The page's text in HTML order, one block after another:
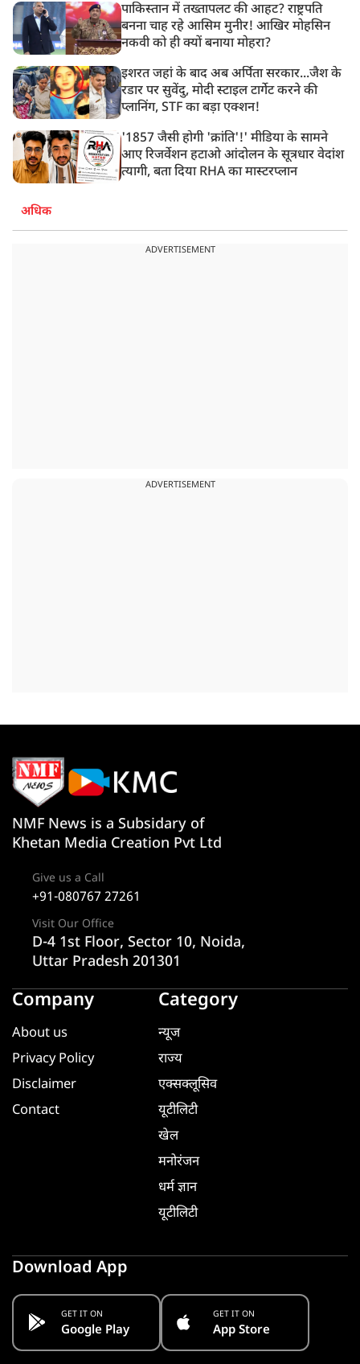
पाकिस्तान में तख्तापलट की आहट? राष्ट्रपति
बनना चाह रहे आसिम मुनीर! आखिर मोहसिन
नकवी को ही क्यों बनाया मोहरा?
इशरत जहां के बाद अब अर्पिता सरकार...जैश के
रडार पर सुवेंदु, मोदी स्टाइल टार्गेट करने की
प्लानिंग, STF का बड़ा एक्शन!
'1857 जैसी होगी 'क्रांति'!' मीडिया के सामने
आए रिजर्वेशन हटाओ आंदोलन के सूत्रधार वेदांश
त्यागी, बता दिया RHA का मास्टरप्लान
अधिक
ADVERTISEMENT
ADVERTISEMENT
NMF News is a Subsidary of
Khetan Media Creation Pvt Ltd
Give us a Call
+91-080767 27261
Visit Our Office
D-4 1st Floor, Sector 10, Noida,
Uttar Pradesh 201301
Company
About us
Privacy Policy
Disclaimer
Contact
Category
न्यूज
राज्य
एक्सक्लूसिव
यूटीलिटी
खेल
मनोरंजन
धर्म ज्ञान
यूटीलिटी
Download App
GET IT ON
Google Play
GET IT ON
App Store